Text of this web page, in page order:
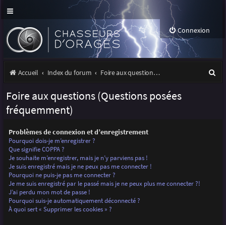
Connexion
Accueil Index du forum Foire aux questions (Questions posées fréquemment)
Foire aux questions (Questions posées
fréquemment)
Problèmes de connexion et d’enregistrement
Pourquoi dois-je m’enregistrer ?
Que signifie COPPA ?
Je souhaite m’enregistrer, mais je n’y parviens pas !
Je suis enregistré mais je ne peux pas me connecter !
Pourquoi ne puis-je pas me connecter ?
Je me suis enregistré par le passé mais je ne peux plus me connecter ?!
J’ai perdu mon mot de passe !
Pourquoi suis-je automatiquement déconnecté ?
À quoi sert « Supprimer les cookies » ?